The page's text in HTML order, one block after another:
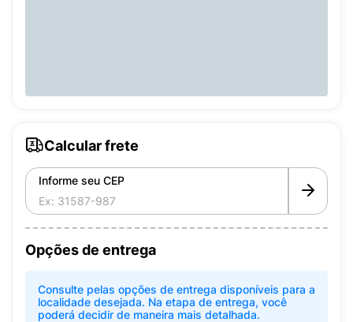
Calcular frete
Informe seu CEP
Opções de entrega
Consulte pelas opções de entrega disponíveis para a
localidade desejada. Na etapa de entrega, você
poderá decidir de maneira mais detalhada.